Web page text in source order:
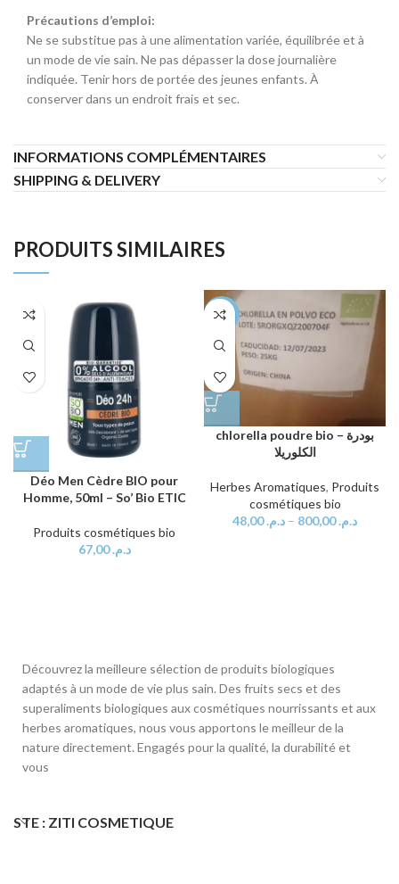
Précautions d’emploi:
Ne se substitue pas à une alimentation variée, équilibrée et à
un mode de vie sain. Ne pas dépasser la dose journalière
indiquée. Tenir hors de portée des jeunes enfants. À
conserver dans un endroit frais et sec.
INFORMATIONS COMPLÉMENTAIRES
SHIPPING & DELIVERY
PRODUITS SIMILAIRES
Déo Men Cèdre BIO pour
Homme, 50ml – So’ Bio ETIC
Produits cosmétiques bio
د.م.67,00
-75%
chlorella poudre bio – بودرة
الكلوريلا
Herbes Aromatiques, Produits
cosmétiques bio
د.م.48,00 – د.م.800,00
Découvrez la meilleure sélection de produits biologiques
adaptés à un mode de vie plus sain. Des fruits secs et des
superaliments biologiques aux cosmétiques nourrissants et aux
herbes aromatiques, nous vous apportons le meilleur de la
nature directement. Engagés pour la qualité, la durabilité et
vous
STE : ZITI COSMETIQUE